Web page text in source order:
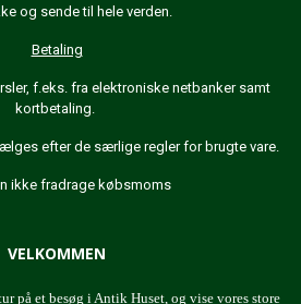
og sende til hele verden.
Betaling
f.eks. fra elektroniske netbanker samt
kortbetaling.
efter de særlige regler for brugte vare.
ikke fradrage købsmoms
VELKOMMEN
på et besøg i Antik Huset, og vise vores store